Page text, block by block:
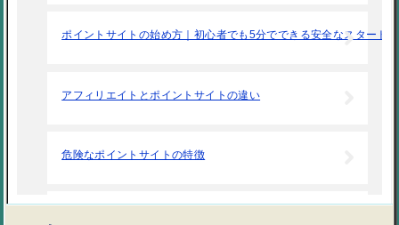
ポイントサイトの始め方｜初心者でも5分でできる安全なスタート
アフィリエイトとポイントサイトの違い
危険なポイントサイトの特徴